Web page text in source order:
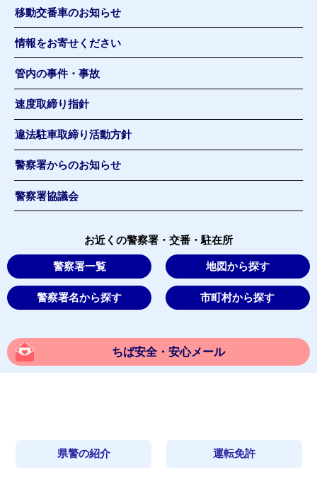
移動交番車のお知らせ
情報をお寄せください
管内の事件・事故
速度取締り指針
違法駐車取締り活動方針
警察署からのお知らせ
警察署協議会
お近くの警察署・交番・駐在所
警察署一覧 地図から探す
警察署名から探す 市町村から探す
ちば安全・安心メール
県警の紹介 運転免許